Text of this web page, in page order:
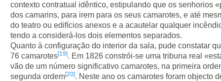
contexto contratual idêntico, estipulando que os senhorios
dos camarins, para irem para os seus camarotes, e até
do teatro ou edifícios anexos e a acautelar qualquer
tendo a considerá-los dois elementos separados.
Quanto à configuração do interior da sala, pude constatar
76 camarotes[19]. Em 1826 constrói-se uma tribuna real
vão de um número significativo camarotes, na primeira
segunda ordem[20]. Neste ano os camarotes foram objecto